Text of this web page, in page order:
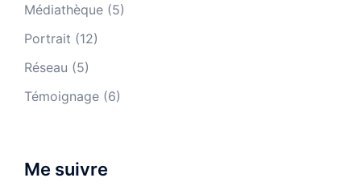
Médiathèque (5)
Portrait (12)
Réseau (5)
Témoignage (6)
Me suivre